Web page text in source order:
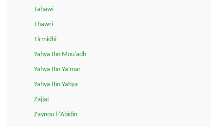
Tahawi
Thawri
Tirmidhi
Yahya Ibn Mou'adh
Yahya Ibn Ya'mar
Yahya Ibn Yahya
Zajjaj
Zaynou l-'Abidin